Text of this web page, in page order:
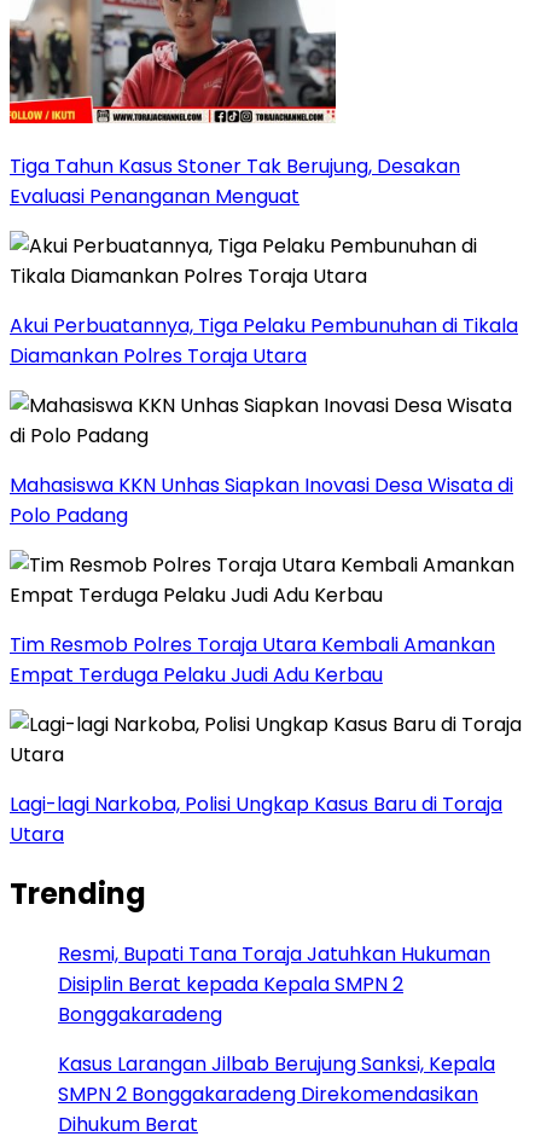
Tiga Tahun Kasus Stoner Tak Berujung, Desakan
Evaluasi Penanganan Menguat
Akui Perbuatannya, Tiga Pelaku Pembunuhan di Tikala
Diamankan Polres Toraja Utara
Mahasiswa KKN Unhas Siapkan Inovasi Desa Wisata di
Polo Padang
Tim Resmob Polres Toraja Utara Kembali Amankan
Empat Terduga Pelaku Judi Adu Kerbau
Lagi-lagi Narkoba, Polisi Ungkap Kasus Baru di Toraja
Utara
Trending
Resmi, Bupati Tana Toraja Jatuhkan Hukuman
Disiplin Berat kepada Kepala SMPN 2
Bonggakaradeng
Kasus Larangan Jilbab Berujung Sanksi, Kepala
SMPN 2 Bonggakaradeng Direkomendasikan
Dihukum Berat